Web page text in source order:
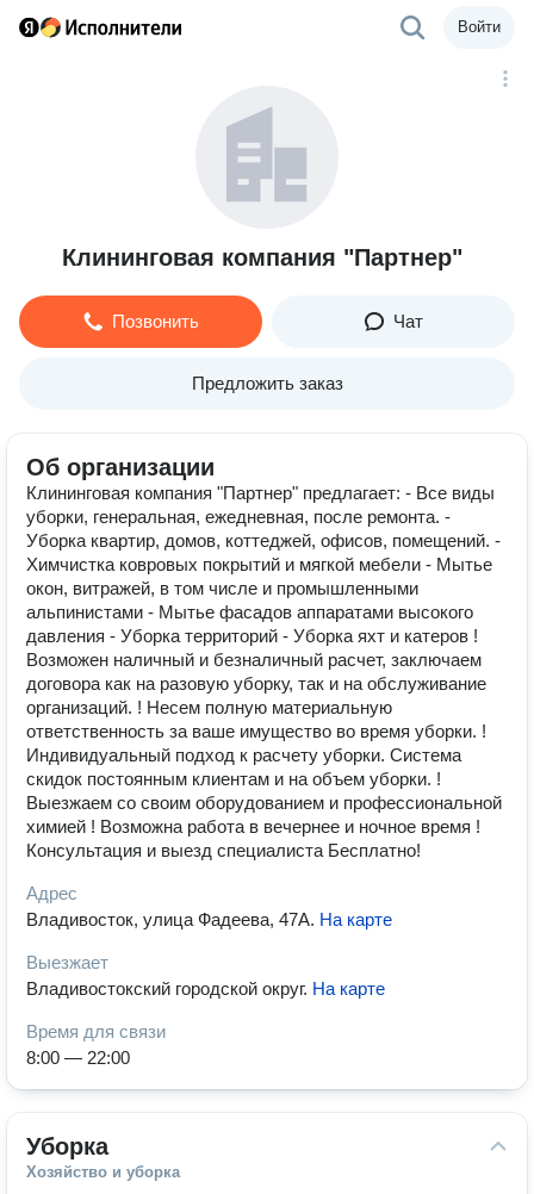
Войти
Клининговая компания "Партнер"
Позвонить Чат
Предложить заказ
Об организации
Клининговая компания "Партнер" предлагает: - Все виды
уборки, генеральная, ежедневная, после ремонта. -
Уборка квартир, домов, коттеджей, офисов, помещений. -
Химчистка ковровых покрытий и мягкой мебели - Мытье
окон, витражей, в том числе и промышленными
альпинистами - Мытье фасадов аппаратами высокого
давления - Уборка территорий - Уборка яхт и катеров !
Возможен наличный и безналичный расчет, заключаем
договора как на разовую уборку, так и на обслуживание
организаций. ! Несем полную материальную
ответственность за ваше имущество во время уборки. !
Индивидуальный подход к расчету уборки. Система
скидок постоянным клиентам и на объем уборки. !
Выезжаем со своим оборудованием и профессиональной
химией ! Возможна работа в вечернее и ночное время !
Консультация и выезд специалиста Бесплатно!
Адрес
Владивосток, улица Фадеева, 47А. На карте
Выезжает
Владивостокский городской округ. На карте
Время для связи
8:00 — 22:00
Уборка
Хозяйство и уборка